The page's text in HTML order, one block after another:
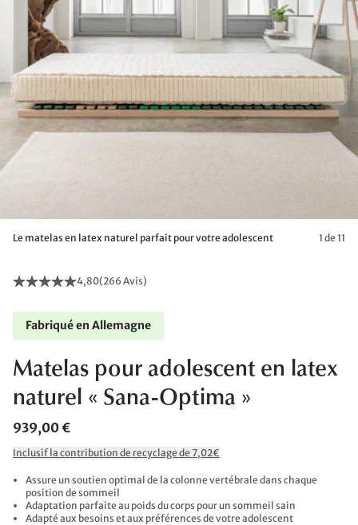
Le matelas en latex naturel parfait pour votre adolescent 1 de 11
4,80(266 Avis)
Fabriqué en Allemagne
Matelas pour adolescent en latex
naturel « Sana-Optima »
939,00 €
Inclusif la contribution de recyclage de 7,02€
Assure un soutien optimal de la colonne vertébrale dans chaque
position de sommeil
Adaptation parfaite au poids du corps pour un sommeil sain
Adapté aux besoins et aux préférences de votre adolescent